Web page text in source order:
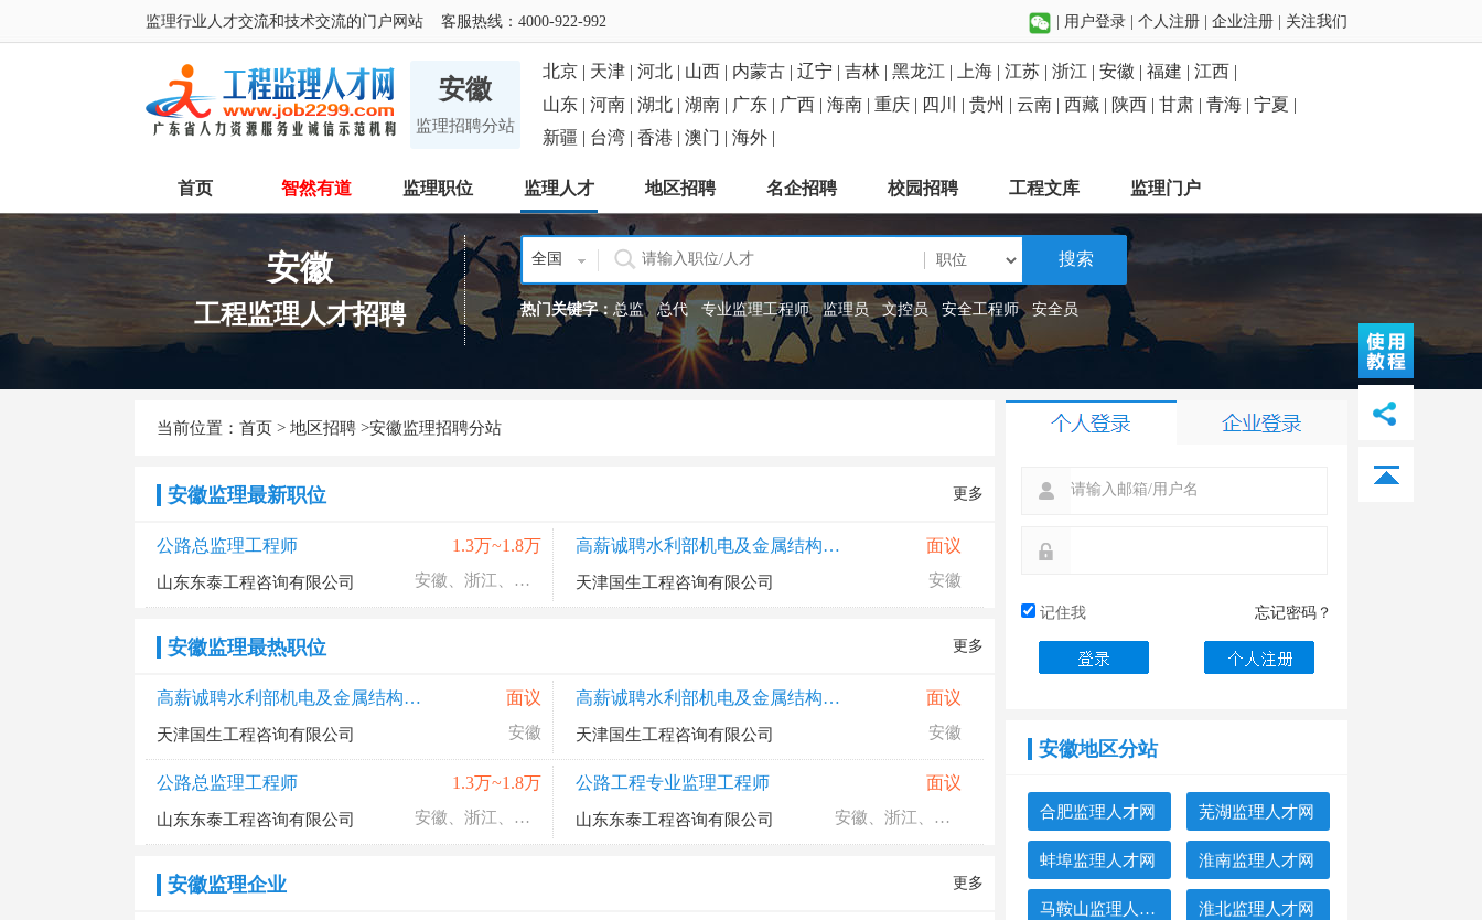
监理行业人才交流和技术交流的门户网站 客服热线：4000-922-992 用户登录 个人注册 企业注册 关注我们
安徽
监理招聘分站
北京 | 天津 | 河北 | 山西 | 内蒙古 | 辽宁 | 吉林 | 黑龙江 | 上海 | 江苏 | 浙江 | 安徽 | 福建 | 江西 |
山东 | 河南 | 湖北 | 湖南 | 广东 | 广西 | 海南 | 重庆 | 四川 | 贵州 | 云南 | 西藏 | 陕西 | 甘肃 | 青海 | 宁夏 |
新疆 | 台湾 | 香港 | 澳门 | 海外 |
首页 智然有道 监理职位 监理人才 地区招聘 名企招聘 校园招聘 工程文库 监理门户
安徽
工程监理人才招聘
全国 搜索
热门关键字： 总监 总代 专业监理工程师 监理员 文控员 安全工程师 安全员
当前位置： 首页 > 地区招聘 >安徽监理招聘分站
安徽监理最新职位 更多
公路总监理工程师 1.3万~1.8万
山东东泰工程咨询有限公司 安徽、浙江、湖南
高薪诚聘水利部机电及金属结构设备制造监理工程师 面议
天津国生工程咨询有限公司 安徽
安徽监理最热职位 更多
高薪诚聘水利部机电及金属结构设备制造监理工程师 面议
天津国生工程咨询有限公司 安徽
高薪诚聘水利部机电及金属结构设备制造监理工程师 面议
天津国生工程咨询有限公司 安徽
公路总监理工程师 1.3万~1.8万
山东东泰工程咨询有限公司 安徽、浙江、湖南
公路工程专业监理工程师 面议
山东东泰工程咨询有限公司 安徽、浙江、湖南
安徽监理企业 更多
忘记密码？
记住我
安徽地区分站
合肥监理人才网 芜湖监理人才网
蚌埠监理人才网 淮南监理人才网
马鞍山监理人才网 淮北监理人才网